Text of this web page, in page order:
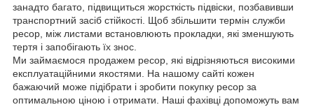
занадто багато, підвищиться жорсткість підвіски, позбавивши
транспортний засіб стійкості. Щоб збільшити термін служби
ресор, між листами встановлюють прокладки, які зменшують
тертя і запобігають їх знос.
Ми займаємося продажем ресор, які відрізняються високими
експлуатаційними якостями. На нашому сайті кожен
бажаючий може підібрати і зробити покупку ресор за
оптимальною ціною і отримати. Наші фахівці допоможуть вам